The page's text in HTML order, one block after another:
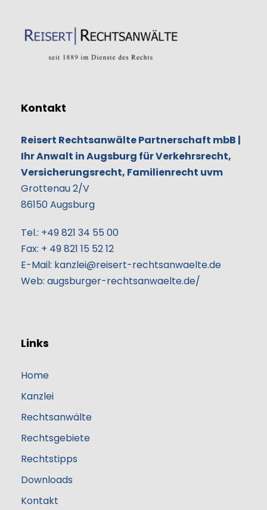
Kontakt
Reisert Rechtsanwälte Partnerschaft mbB |
Ihr Anwalt in Augsburg für Verkehrsrecht,
Versicherungsrecht, Familienrecht uvm
Grottenau 2/V
86150Augsburg
Tel.: +49 821 34 55 00
Fax: +‎‎ 49‎ 821 15 52 12
E-Mail: kanzlei@reisert-rechtsanwaelte.de
Web: augsburger-rechtsanwaelte.de/
Links
Home
Kanzlei
Rechtsanwälte
Rechtsgebiete
Rechtstipps
Downloads
Kontakt